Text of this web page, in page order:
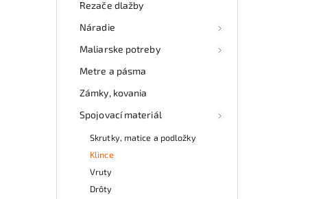
Rezače dlažby
Náradie
Maliarske potreby
Metre a pásma
Zámky, kovania
Spojovací materiál
Skrutky, matice a podložky
Klince
Vruty
Drôty